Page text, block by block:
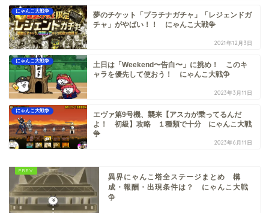
にゃんこ大戦争
夢のチケット「プラチナガチャ」「レジェンドガ
チャ」がやばい！！ にゃんこ大戦争
2021年12月3日
にゃんこ大戦争
土日は「Weekend〜告白〜」に挑め！ このキ
ャラを優先して使おう！ にゃんこ大戦争
2023年3月11日
にゃんこ大戦争
エヴァ第9号機、襲来【アスカが乗ってるんだ
よ！ 初級】攻略 １種類で十分 にゃんこ大戦
争
2023年6月11日
異界にゃんこ塔全ステージまとめ 構
成・報酬・出現条件は？ にゃんこ大戦
争